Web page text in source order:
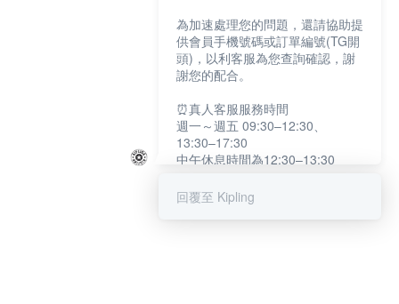
為加速處理您的問題，還請協助提
供會員手機號碼或訂單編號(TG開
頭)，以利客服為您查詢確認，謝
謝您的配合。
⏰真人客服服務時間
週一～週五 09:30–12:30、
13:30–17:30
中午休息時間為12:30–13:30
提醒您：系統會自動已讀訊息，如
回覆至 Kipling